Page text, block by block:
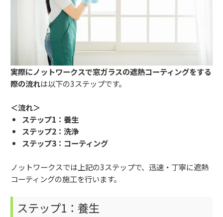
実際にノットワークスで窓ガラスの遮熱コーティングをする
際の流れは以下の3ステップです。
＜流れ＞
ステップ1：養生
ステップ2：洗浄
ステップ3：コーティング
ノットワークスでは上記の3ステップで、迅速・丁寧に遮熱
コーティングの施工を行います。
ステップ1：養生